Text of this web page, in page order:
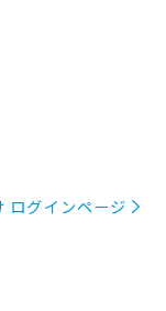
ログインページ